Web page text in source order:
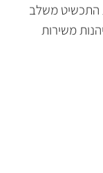
התכשיט משלב
משירות